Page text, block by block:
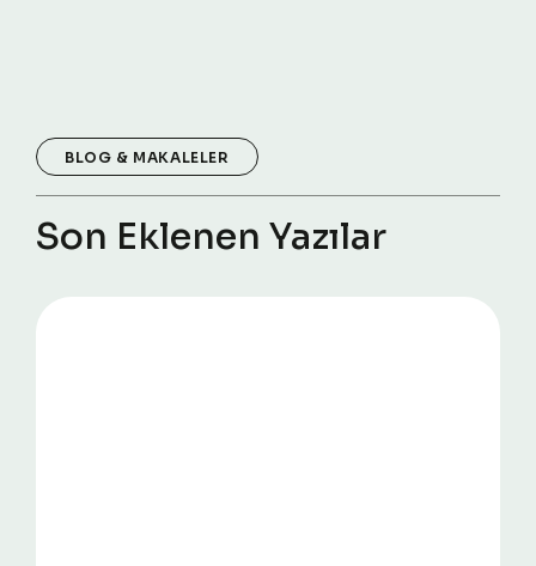
BLOG & MAKALELER
Son Eklenen Yazılar